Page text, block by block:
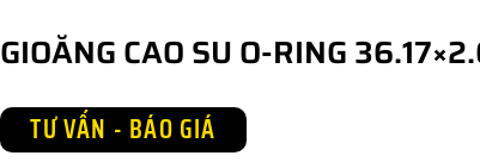
GIOĂNG CAO SU O-RING
TƯ VẤN - BÁO GIÁ